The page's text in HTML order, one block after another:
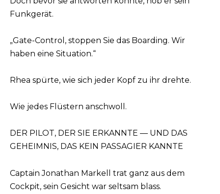
Funkgerät.
„Gate-Control, stoppen Sie das Boarding. Wir
haben eine Situation.“
Rhea spürte, wie sich jeder Kopf zu ihr drehte.
Wie jedes Flüstern anschwoll.
DER PILOT, DER SIE ERKANNTE — UND DAS
GEHEIMNIS, DAS KEIN PASSAGIER KANNTE
Captain Jonathan Markell trat ganz aus dem
Cockpit, sein Gesicht war seltsam blass.